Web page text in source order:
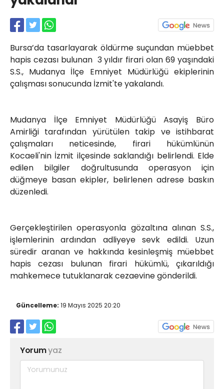
Bursa’da tasarlayarak öldürme suçundan müebbet
hapis cezası bulunan 3 yıldır firari olan 69 yaşındaki
S.S., Mudanya İlçe Emniyet Müdürlüğü ekiplerinin
çalışması sonucunda İzmit'te yakalandı.
Mudanya İlçe Emniyet Müdürlüğü Asayiş Büro
Amirliği tarafından yürütülen takip ve istihbarat
çalışmaları neticesinde, firari hükümlünün
Kocaeli'nin İzmit ilçesinde saklandığı belirlendi. Elde
edilen bilgiler doğrultusunda operasyon için
düğmeye basan ekipler, belirlenen adrese baskın
düzenledi.
Gerçekleştirilen operasyonla gözaltına alınan S.S.,
işlemlerinin ardından adliyeye sevk edildi. Uzun
süredir aranan ve hakkında kesinleşmiş müebbet
hapis cezası bulunan firari hükümlü, çıkarıldığı
mahkemece tutuklanarak cezaevine gönderildi.
Güncelleme: 19 Mayıs 2025 20:20
Yorumyaz
Yahya Kaptan Mahallesi
Akkavaklar Caddesi No:17/4 İzmit-
kocaelisokak@gmail.com